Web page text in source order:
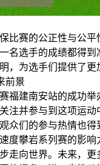
比赛的公正性与公
名选手的成绩都得
，为选手们提供了更
前景
福建南安站的成功
注并参与到这项运
众们的参与热情也得
度攀岩系列赛的影
走向世界。未来，